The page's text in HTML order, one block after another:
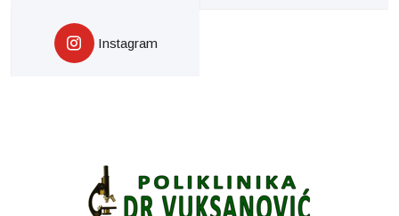
Instagram